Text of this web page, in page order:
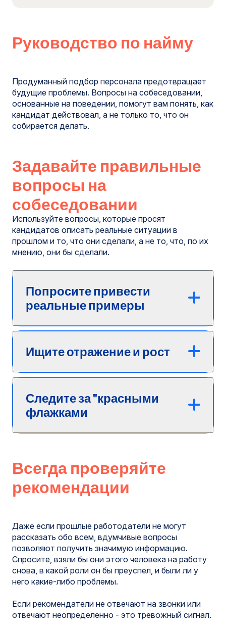
Руководство по найму
Продуманный подбор персонала предотвращает
будущие проблемы. Вопросы на собеседовании,
основанные на поведении, помогут вам понять, как
кандидат действовал, а не только то, что он
собирается делать.
Задавайте правильные
вопросы на
собеседовании
Используйте вопросы, которые просят
кандидатов описать реальные ситуации в
прошлом и то, что они сделали, а не то, что, по их
мнению, они бы сделали.
Попросите привести
реальные примеры
Ищите отражение и рост
Следите за "красными
флажками
Всегда проверяйте
рекомендации
Даже если прошлые работодатели не могут
рассказать обо всем, вдумчивые вопросы
позволяют получить значимую информацию.
Спросите, взяли бы они этого человека на работу
снова, в какой роли он бы преуспел, и были ли у
него какие-либо проблемы.
Если рекомендатели не отвечают на звонки или
отвечают неопределенно - это тревожный сигнал.